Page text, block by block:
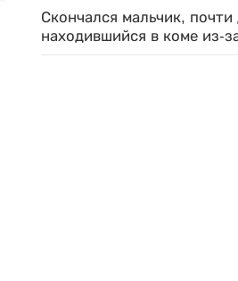
Скончался мальчик, почти
находившийся в коме из-